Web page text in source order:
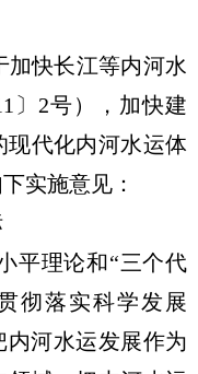
快长江等内河水
〕2号），加快建
代化内河水运体
实施意见：
理论和“三个代
彻落实科学发展
内河水运发展作为